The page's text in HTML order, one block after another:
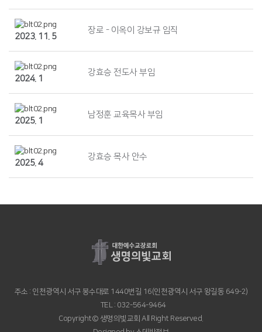
2023. 11. 5
장로 - 이옥이 강보규 임직
2024. 1
강효승 전도사 부임
2025. 1
남정훈 교육목사 부임
2025. 4
강효승 목사 안수
주소 : 인천광역시 서구 봉수대로 1440번길 16(인천광역시 서구 왕길동 649-2)
TEL : 032-564-9464
Copyright© 생명의빛교회 All Right Reserved.